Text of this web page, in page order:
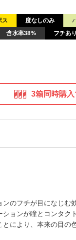
ス 度なしのみ
含水率38% フチあり
3箱同時購
のフチが目になじむ
ョンが瞳とコンタク
により、本来の目の